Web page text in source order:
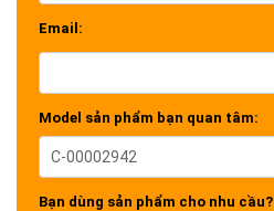
Email:
Model sản phẩm bạn quan tâm:
Bạn dùng sản phẩm cho nhu cầu?